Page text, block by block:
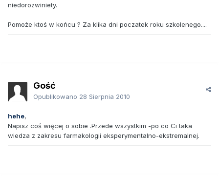
niedorozwiniety.
Pomoże ktoś w końcu ? Za klika dni poczatek roku szkolenego....
Gość
Opublikowano 28 Sierpnia 2010
hehe,
Napisz coś więcej o sobie .Przede wszystkim -po co Ci taka
wiedza z zakresu farmakologii eksperymentalno-ekstremalnej.